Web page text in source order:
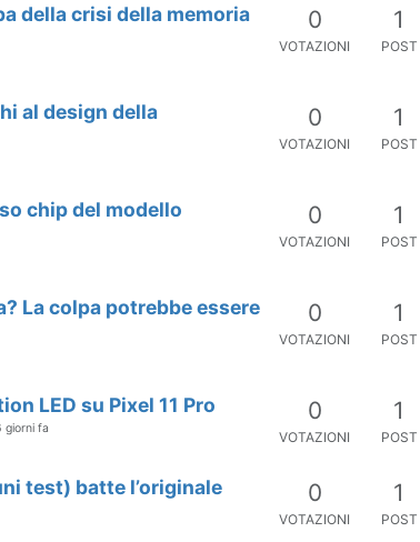
della crisi della memoria
0
VOTAZIONI
1
POST
al design della
0
VOTAZIONI
1
POST
chip del modello
0
VOTAZIONI
1
POST
La colpa potrebbe essere
0
VOTAZIONI
1
POST
LED su Pixel 11 Pro
giorni fa
0
VOTAZIONI
1
POST
test) batte l’originale
0
VOTAZIONI
1
POST